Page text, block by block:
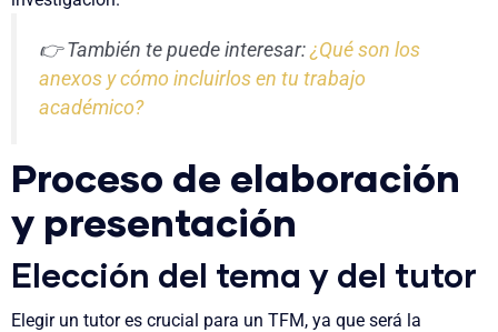
👉 También te puede interesar: ¿Qué son los
anexos y cómo incluirlos en tu trabajo
académico?
Proceso de elaboración
y presentación
Elección del tema y del tutor
Elegir un tutor es crucial para un TFM, ya que será la